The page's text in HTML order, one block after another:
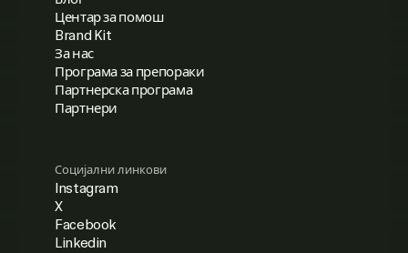
Центар за помош
Brand Kit
За нас
Програма за препораки
Партнерска програма
Партнери
Социјални линкови
Instagram
X
Facebook
Linkedin